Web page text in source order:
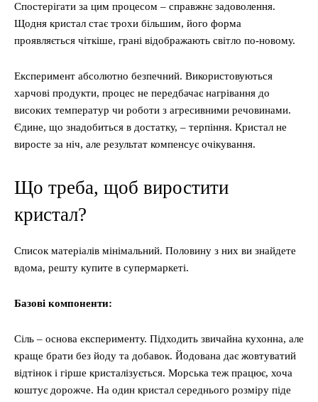
Спостерігати за цим процесом – справжнє задоволення.
Щодня кристал стає трохи більшим, його форма
проявляється чіткіше, грані відображають світло по-новому.
Експеримент абсолютно безпечний. Використовуються
харчові продукти, процес не передбачає нагрівання до
високих температур чи роботи з агресивними речовинами.
Єдине, що знадобиться в достатку, – терпіння. Кристал не
виросте за ніч, але результат компенсує очікування.
Що треба, щоб виростити
кристал?
Список матеріалів мінімальний. Половину з них ви знайдете
вдома, решту купите в супермаркеті.
Базові компоненти:
Сіль – основа експерименту. Підходить звичайна кухонна, але
краще брати без йоду та добавок. Йодована дає жовтуватий
відтінок і гірше кристалізується. Морська теж працює, хоча
коштує дорожче. На один кристал середнього розміру піде